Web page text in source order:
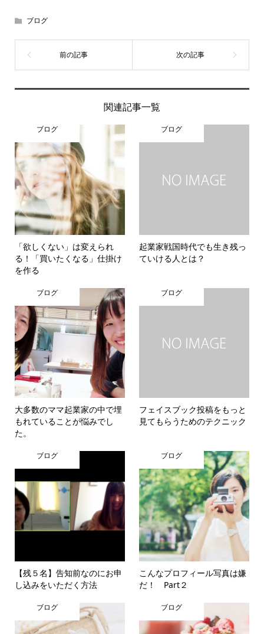
ブログ
関連記事一覧
ブログ
「欲しくない」は変えられ
る！「買いたくなる」仕掛け
を作る
ブログ
起業家戦国時代でも生き残っ
ていける人とは？
ブログ
大多数のママ起業家の中で埋
もれていることが悩みでし
た。
ブログ
フェイスブック投稿をもっと
見てもらうためのテクニック
ブログ
【残５名】告知前なのにお申
し込みをいただく方法
ブログ
こんなプロフィール写真は嫌
だ！ Part２
ブログ ブログ